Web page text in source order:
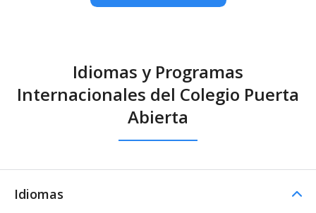
Idiomas y Programas
Internacionales del Colegio Puerta
Abierta
Idiomas